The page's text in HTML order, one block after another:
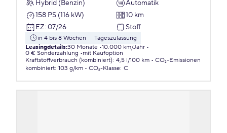
Hybrid (Benzin)
Automatik
158 PS (116 kW)
10 km
EZ: 07/26 Stoff
in 4 bis 8 Wochen
Tageszulassung
Leasingdetails:30 Monate 10.000 km/Jahr
0 € Sonderzahlung
mit Kaufoption
Kraftstoffverbrauch (kombiniert): 4,5 l/100 km
CO₂-Emissionen
kombiniert: 103 g/km CO₂-Klasse: C